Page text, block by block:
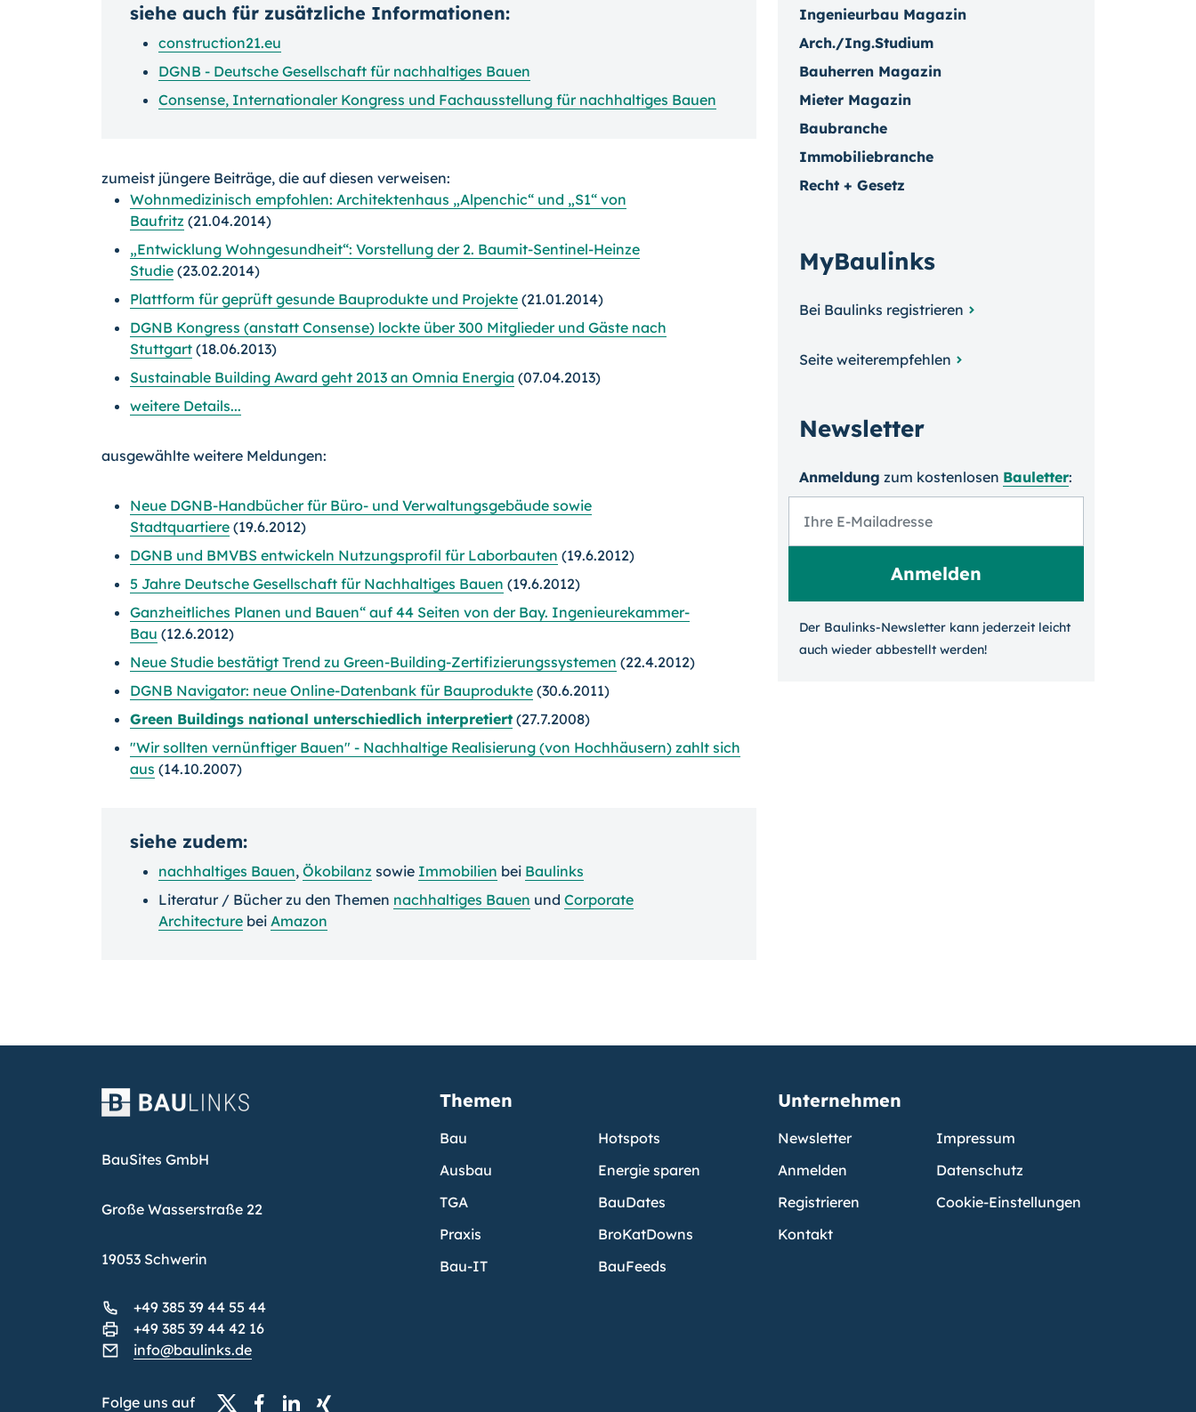
siehe auch für zusätzliche Informationen:
construction21.eu
DGNB - Deutsche Gesellschaft für nachhaltiges Bauen
Consense, Internationaler Kongress und Fachausstellung für nachhaltiges Bauen
zumeist jüngere Beiträge, die auf diesen verweisen:
Wohnmedizinisch empfohlen: Architektenhaus „Alpenchic“ und „S1“ von
Baufritz (21.04.2014)
„Entwicklung Wohngesundheit“: Vorstellung der 2. Baumit-Sentinel-Heinze
Studie (23.02.2014)
Plattform für geprüft gesunde Bauprodukte und Projekte (21.01.2014)
DGNB Kongress (anstatt Consense) lockte über 300 Mitglieder und Gäste nach
Stuttgart (18.06.2013)
Sustainable Building Award geht 2013 an Omnia Energia (07.04.2013)
weitere Details...
ausgewählte weitere Meldungen:
Neue DGNB-Handbücher für Büro- und Verwaltungsgebäude sowie
Stadtquartiere (19.6.2012)
DGNB und BMVBS entwickeln Nutzungsprofil für Laborbauten (19.6.2012)
5 Jahre Deutsche Gesellschaft für Nachhaltiges Bauen (19.6.2012)
Ganzheitliches Planen und Bauen“ auf 44 Seiten von der Bay. Ingenieurekammer-
Bau (12.6.2012)
Neue Studie bestätigt Trend zu Green-Building-Zertifizierungssystemen (22.4.2012)
DGNB Navigator: neue Online-Datenbank für Bauprodukte (30.6.2011)
Green Buildings national unterschiedlich interpretiert (27.7.2008)
"Wir sollten vernünftiger Bauen" - Nachhaltige Realisierung (von Hochhäusern) zahlt sich
aus (14.10.2007)
siehe zudem:
nachhaltiges Bauen, Ökobilanz sowie Immobilien bei Baulinks
Literatur / Bücher zu den Themen nachhaltiges Bauen und Corporate
Architecture bei Amazon
Ingenieurbau Magazin
Arch./Ing.Studium
Bauherren Magazin
Mieter Magazin
Baubranche
Immobiliebranche
Recht + Gesetz
MyBaulinks
Bei Baulinks registrieren
Seite weiterempfehlen
Newsletter
Anmeldung zum kosten­losen Bauletter:
Der Baulinks-Newsletter kann jeder­zeit leicht
auch wieder ab­bestellt werden!
BauSites GmbH
Große Wasserstraße 22
19053 Schwerin
+49 385 39 44 55 44
+49 385 39 44 42 16
info@baulinks.de
Folge uns auf
Themen
Bau
Ausbau
TGA
Praxis
Bau-IT
Hotspots
Energie sparen
BauDates
BroKatDowns
BauFeeds
Unternehmen
Newsletter
Anmelden
Registrieren
Kontakt
Impressum
Datenschutz
Cookie-Einstellungen